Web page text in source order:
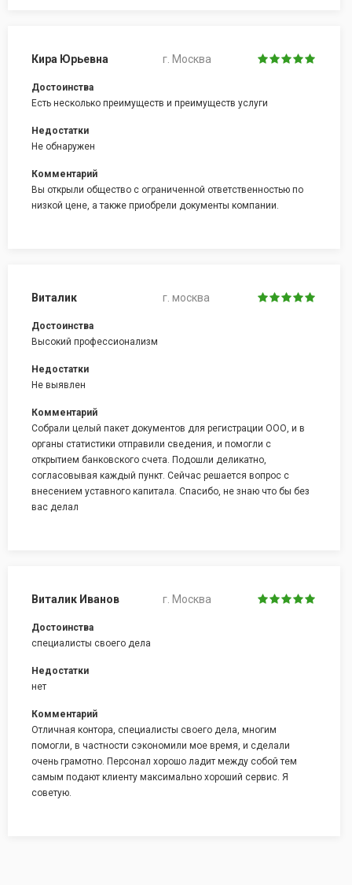
Кира Юрьевна г. Москва
Достоинства
Есть несколько преимуществ и преимуществ услуги
Недостатки
Не обнаружен
Комментарий
Вы открыли общество с ограниченной ответственностью по
низкой цене, а также приобрели документы компании.
Виталик г. москва
Достоинства
Высокий профессионализм
Недостатки
Не выявлен
Комментарий
Собрали целый пакет документов для регистрации ООО, и в
органы статистики отправили сведения, и помогли с
открытием банковского счета. Подошли деликатно,
согласовывая каждый пункт. Сейчас решается вопрос с
внесением уставного капитала. Спасибо, не знаю что бы без
вас делал
Виталик Иванов г. Москва
Достоинства
специалисты своего дела
Недостатки
нет
Комментарий
Отличная контора, специалисты своего дела, многим
помогли, в частности сэкономили мое время, и сделали
очень грамотно. Персонал хорошо ладит между собой тем
самым подают клиенту максимально хороший сервис. Я
советую.